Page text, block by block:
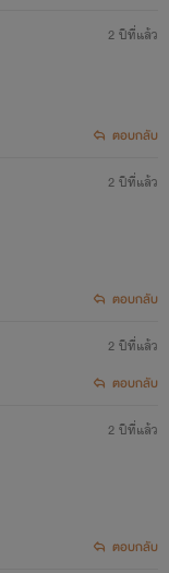
2 ปีที่แล้ว
ตอบกลับ
2 ปีที่แล้ว
ตอบกลับ
2 ปีที่แล้ว
ตอบกลับ
2 ปีที่แล้ว
ตอบกลับ